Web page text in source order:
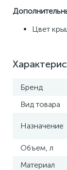
Цвет
Бренд
Вид товара
Назначение
Объем, л
Материал